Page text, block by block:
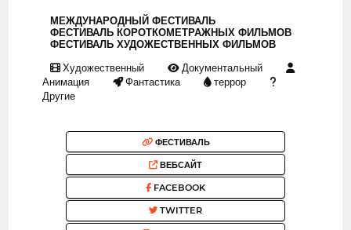
МЕЖДУНАРОДНЫЙ ФЕСТИВАЛЬ
ФЕСТИВАЛЬ КОРОТКОМЕТРАЖНЫХ ФИЛЬМОВ
ФЕСТИВАЛЬ ХУДОЖЕСТВЕННЫХ ФИЛЬМОВ
Художественный
Документальный
Анимация
Фантастика
террор
Другие
ФЕСТИВАЛЬ
ВЕБСАЙТ
FACEBOOK
TWITTER